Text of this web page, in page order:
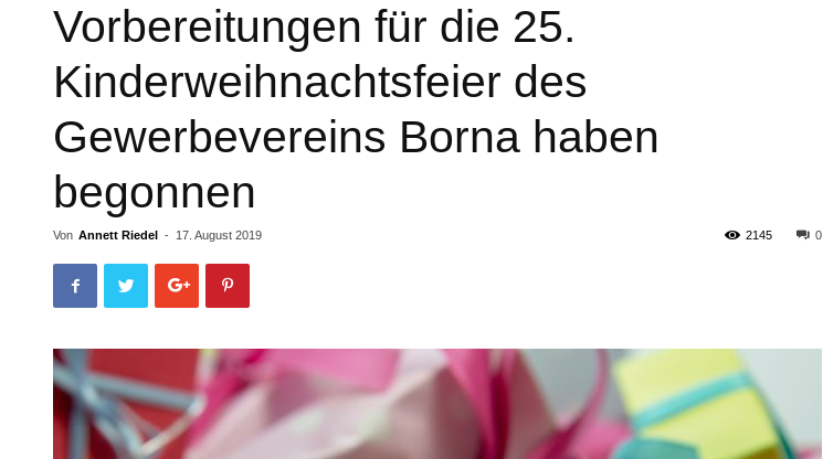
Vorbereitungen für die 25.
Kinderweihnachtsfeier des
Gewerbevereins Borna haben
begonnen
Von Annett Riedel - 17. August 2019 0
2145